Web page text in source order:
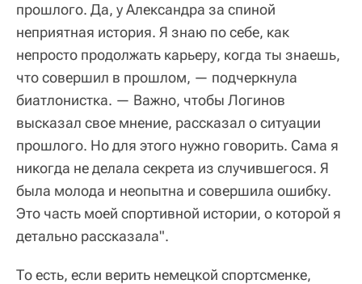
прошлого. Да, у Александра за спиной
неприятная история. Я знаю по себе, как
непросто продолжать карьеру, когда ты знаешь,
что совершил в прошлом, — подчеркнула
биатлонистка. — Важно, чтобы Логинов
высказал свое мнение, рассказал о ситуации
прошлого. Но для этого нужно говорить. Сама я
никогда не делала секрета из случившегося. Я
была молода и неопытна и совершила ошибку.
Это часть моей спортивной истории, о которой я
детально рассказала".
То есть, если верить немецкой спортсменке,